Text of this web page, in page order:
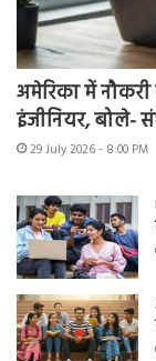
अमेरिका में
इंजीनियर, बोले-
29 July 2026 - 8:00 PM